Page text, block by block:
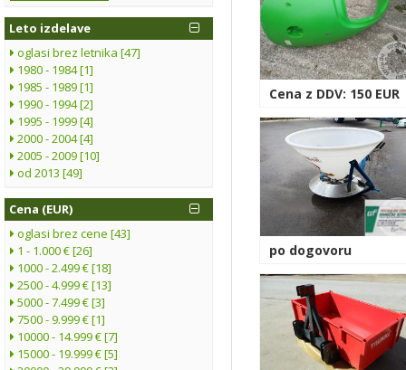
Leto izdelave
oglasi brez letnika [47]
1980 - 1984 [1]
1985 - 1989 [1]
1990 - 1994 [2]
1995 - 1999 [4]
2000 - 2004 [4]
2005 - 2009 [10]
od 2013 [49]
Cena (EUR)
oglasi brez cene [43]
1 - 1.000 € [26]
1000 - 2.499 € [18]
2500 - 4.999 € [13]
5000 - 7.499 € [3]
7500 - 9.999 € [1]
10000 - 14.999 € [7]
15000 - 19.999 € [5]
Cena z DDV: 150 EUR
po dogovoru